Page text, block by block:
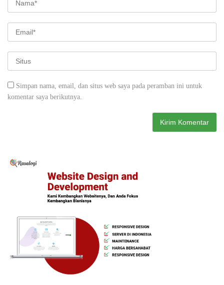
Simpan nama, email, dan situs web saya pada peramban ini untuk
komentar saya berikutnya.